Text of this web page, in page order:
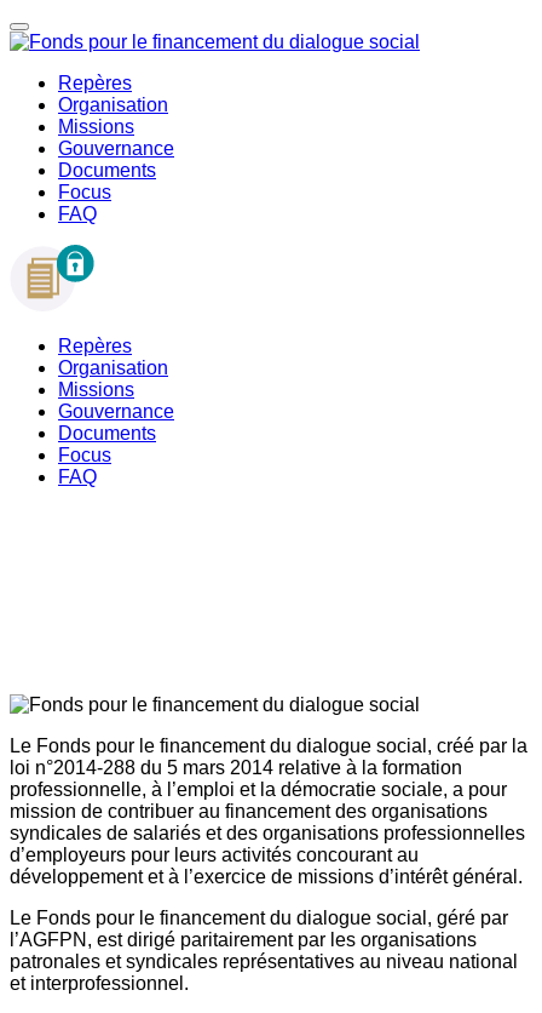
Repères
Organisation
Missions
Gouvernance
Documents
Focus
FAQ
Repères
Organisation
Missions
Gouvernance
Documents
Focus
FAQ
Le Fonds pour le financement du dialogue social, créé par la
loi n°2014-288 du 5 mars 2014 relative à la formation
professionnelle, à l’emploi et la démocratie sociale, a pour
mission de contribuer au financement des organisations
syndicales de salariés et des organisations professionnelles
d’employeurs pour leurs activités concourant au
développement et à l’exercice de missions d’intérêt général.
Le Fonds pour le financement du dialogue social, géré par
l’AGFPN, est dirigé paritairement par les organisations
patronales et syndicales représentatives au niveau national
et interprofessionnel.